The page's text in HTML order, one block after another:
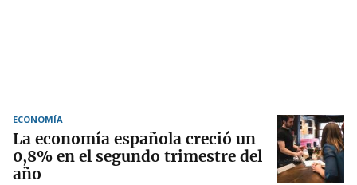
ECONOMÍA
La economía española creció un
0,8% en el segundo trimestre del
año